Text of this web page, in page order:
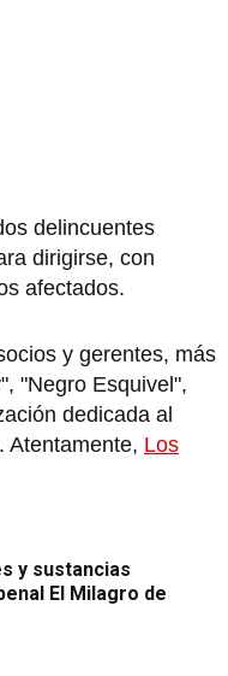
delincuentes
dirigirse, con
afectados.
y gerentes, más
"Negro Esquivel",
dedicada al
Atentamente, Los
y sustancias
El Milagro de